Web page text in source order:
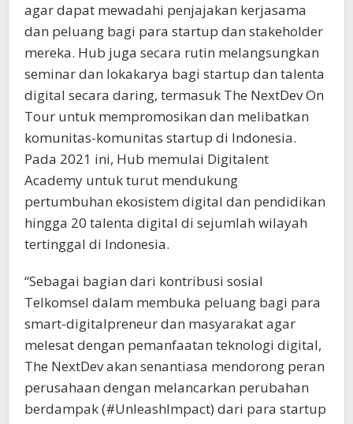
agar dapat mewadahi penjajakan kerjasama
dan peluang bagi para startup dan stakeholder
mereka. Hub juga secara rutin melangsungkan
seminar dan lokakarya bagi startup dan talenta
digital secara daring, termasuk The NextDev On
Tour untuk mempromosikan dan melibatkan
komunitas-komunitas startup di Indonesia.
Pada 2021 ini, Hub memulai Digitalent
Academy untuk turut mendukung
pertumbuhan ekosistem digital dan pendidikan
hingga 20 talenta digital di sejumlah wilayah
tertinggal di Indonesia.
“Sebagai bagian dari kontribusi sosial
Telkomsel dalam membuka peluang bagi para
smart-digitalpreneur dan masyarakat agar
melesat dengan pemanfaatan teknologi digital,
The NextDev akan senantiasa mendorong peran
perusahaan dengan melancarkan perubahan
berdampak (#UnleashImpact) dari para startup